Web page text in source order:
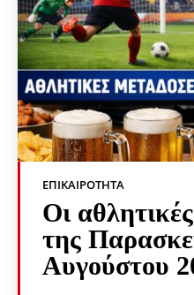
ΕΠΙΚΑΙΡΌΤΗΤΑ
Οι
της
Αυγούστου